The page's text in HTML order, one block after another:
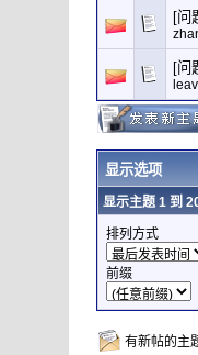
[问
[问
显示选项
显示主题 1 到
排列方式
前缀
有新帖的主